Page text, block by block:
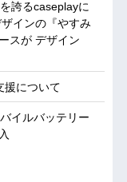
誇るcaseplayに
インの『やすみ
スが デザイン
援について
イルバッテリー